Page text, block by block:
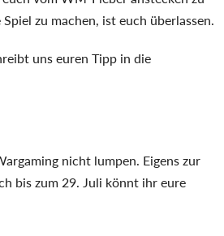
zu machen, ist euch überlassen.
uns euren Tipp in die
nicht lumpen. Eigens zur
bis zum 29. Juli könnt ihr eure